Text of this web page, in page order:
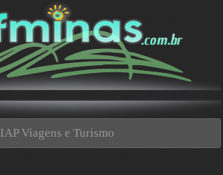
IAP Viagens e Turismo